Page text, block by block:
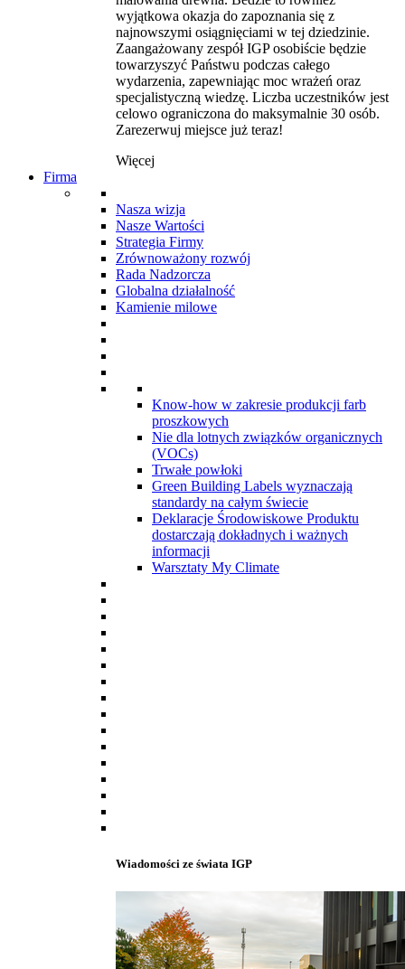
wyjątkowa okazja do zapoznania się z
najnowszymi osiągnięciami w tej dziedzinie.
Zaangażowany zespół IGP osobiście będzie
towarzyszyć Państwu podczas całego
wydarzenia, zapewniając moc wrażeń oraz
specjalistyczną wiedzę. Liczba uczestników jest
celowo ograniczona do maksymalnie 30 osób.
Zarezerwuj miejsce już teraz!
Więcej
Firma
Nasza wizja
Nasze Wartości
Strategia Firmy
Zrównoważony rozwój
Rada Nadzorcza
Globalna działalność
Kamienie milowe
Know-how w zakresie produkcji farb
proszkowych
Nie dla lotnych związków organicznych
(VOCs)
Trwałe powłoki
Green Building Labels wyznaczają
standardy na całym świecie
Deklaracje Środowiskowe Produktu
dostarczają dokładnych i ważnych
informacji
Warsztaty My Climate
Wiadomości ze świata IGP